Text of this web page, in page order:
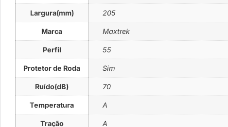
Largura(mm) 205
Marca Maxtrek
Perfil 55
Protetor de Roda Sim
Ruído(dB) 70
Temperatura A
Tração A